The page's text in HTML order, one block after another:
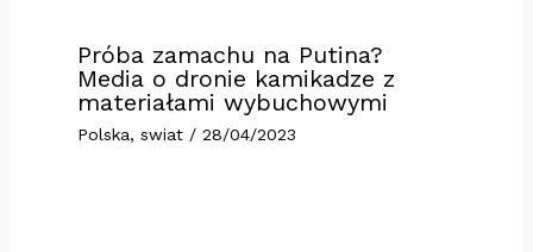
Próba zamachu na Putina?
Media o dronie kamikadze z
materiałami wybuchowymi
Polska, swiat/ 28/04/2023